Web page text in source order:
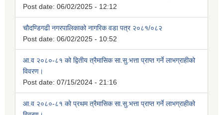
Post date: 06/02/2025 - 12:12
चौदण्डिगढी नगरपालिकाको नागरिक वडा पत्र २०८१/०८२
Post date: 06/02/2025 - 10:52
आ.व २०८०-८१ को द्वितीय त्रैमासिक सा.सु.भत्ता प्राप्त गर्ने लाभग्राहीको
विवरण।
Post date: 07/15/2024 - 21:16
आ.व २०८०-८१ को प्रथम त्रैमासिक सा.सु.भत्ता प्राप्त गर्ने लाभग्राहीको